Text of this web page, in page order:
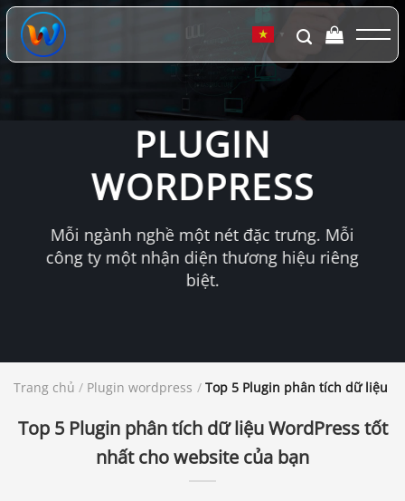
Chuyển
đến
dung
▼
PLUGIN
WORDPRESS
Mỗi ngành nghề một nét đặc trưng. Mỗi
công ty một nhận diện thương hiệu riêng
biệt.
Trang chủ / Plugin wordpress / Top 5 Plugin phân tích dữ liệu
Top 5 Plugin phân tích dữ liệu WordPress tốt
nhất cho website của bạn